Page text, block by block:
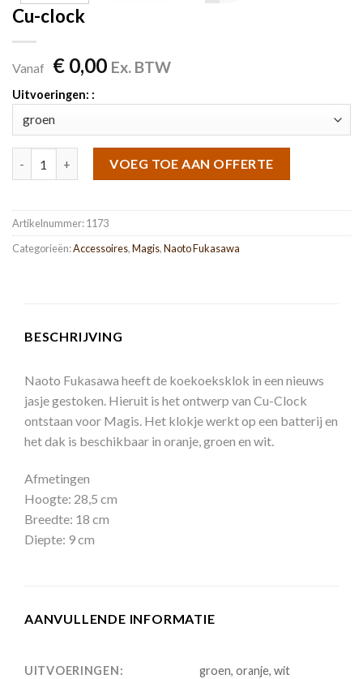
Cu-clock
Vanaf €0,00 Ex. BTW
Uitvoeringen: :
VOEG TOE AAN OFFERTE
Artikelnummer:1173
Categorieën:Accessoires,Magis,Naoto Fukasawa
BESCHRIJVING
Naoto Fukasawa heeft de koekoeksklok in een nieuws
jasje gestoken. Hieruit is het ontwerp van Cu-Clock
ontstaan voor Magis. Het klokje werkt op een batterij en
het dak is beschikbaar in oranje, groen en wit.
Afmetingen
Hoogte: 28,5 cm
Breedte: 18 cm
Diepte: 9 cm
AANVULLENDE INFORMATIE
UITVOERINGEN: groen, oranje, wit